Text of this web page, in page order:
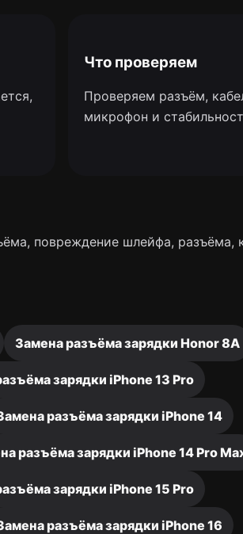
Что проверяем
Проверяем разъём,
микрофон и
повреждение шлейфа, разъёма,
Замена разъёма зарядки Honor 8A
зарядки iPhone 13 Pro
разъёма зарядки iPhone 14
разъёма зарядки iPhone 14 Pro
зарядки iPhone 15 Pro
разъёма зарядки iPhone 16